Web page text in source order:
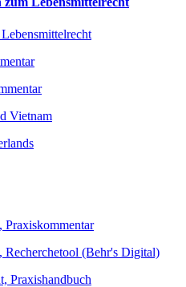
Vietnam
(Behr's Digital)
Praxishandbuch